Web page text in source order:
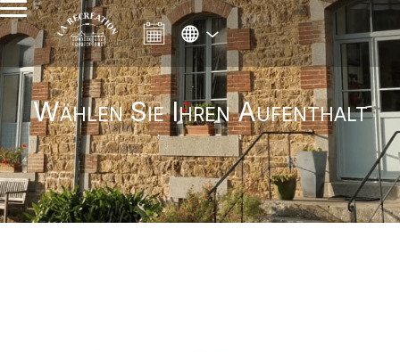
Wählen Sie Ihren Aufenthalt